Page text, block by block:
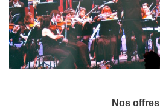
Nos offres